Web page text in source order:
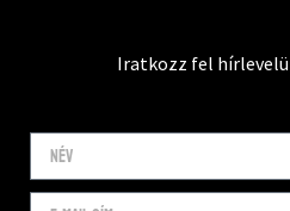
Iratkozz fel